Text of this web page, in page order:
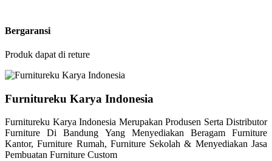
Bergaransi
Produk dapat di reture
Furnitureku Karya Indonesia
Furnitureku Karya Indonesia Merupakan Produsen Serta Distributor
Furniture Di Bandung Yang Menyediakan Beragam Furniture
Kantor, Furniture Rumah, Furniture Sekolah & Menyediakan Jasa
Pembuatan Furniture Custom